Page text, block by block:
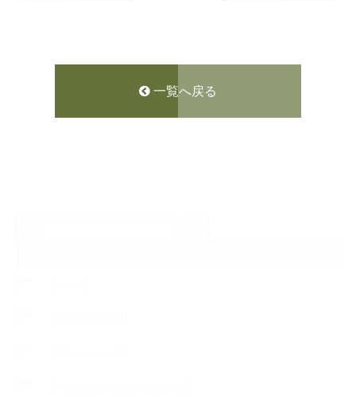
一覧へ戻る